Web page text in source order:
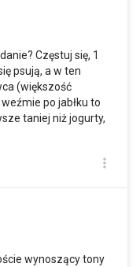
Częstuj się, 1
psują, a w ten
(większość
po jabłku to
taniej niż jogurty,
wynoszący tony